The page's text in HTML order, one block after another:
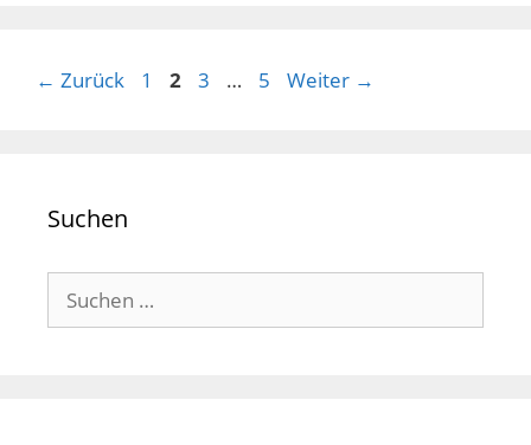
← Zurück Seite
1 Seite
2 Seite
3 … Seite
5 Weiter →
Suchen
nach: